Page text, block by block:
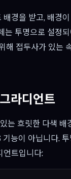
배경을 받고, 배경
는 투명으로 설정
해 접두사가 있는
라디언트
는 흐릿한 다색 배
능이 아닙니다.
언트입니다: